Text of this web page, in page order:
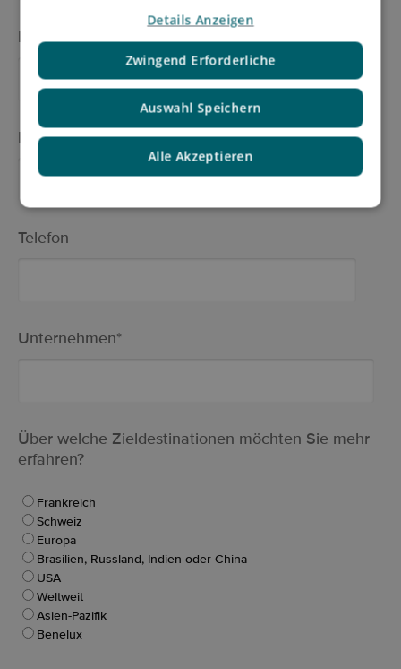
Nachname*
E-Mail*
Telefon
Unternehmen*
Über welche Zieldestinationen möchten Sie mehr
erfahren?
Frankreich
Schweiz
Europa
Brasilien, Russland, Indien oder China
USA
Weltweit
Asien-Pazifik
Benelux
Auswahl Speichern
Alle Akzeptieren
Zwingend Erforderliche
Details Anzeigen